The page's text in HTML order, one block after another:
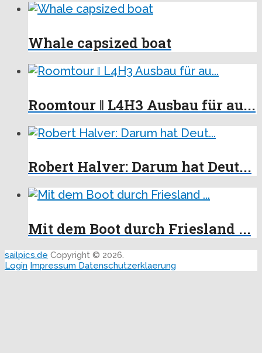
Whale capsized boat
Roomtour ‖ L4H3 Ausbau für au...
Robert Halver: Darum hat Deut...
Mit dem Boot durch Friesland ...
sailpics.de Copyright © 2026.
Login Impressum Datenschutzerklaerung